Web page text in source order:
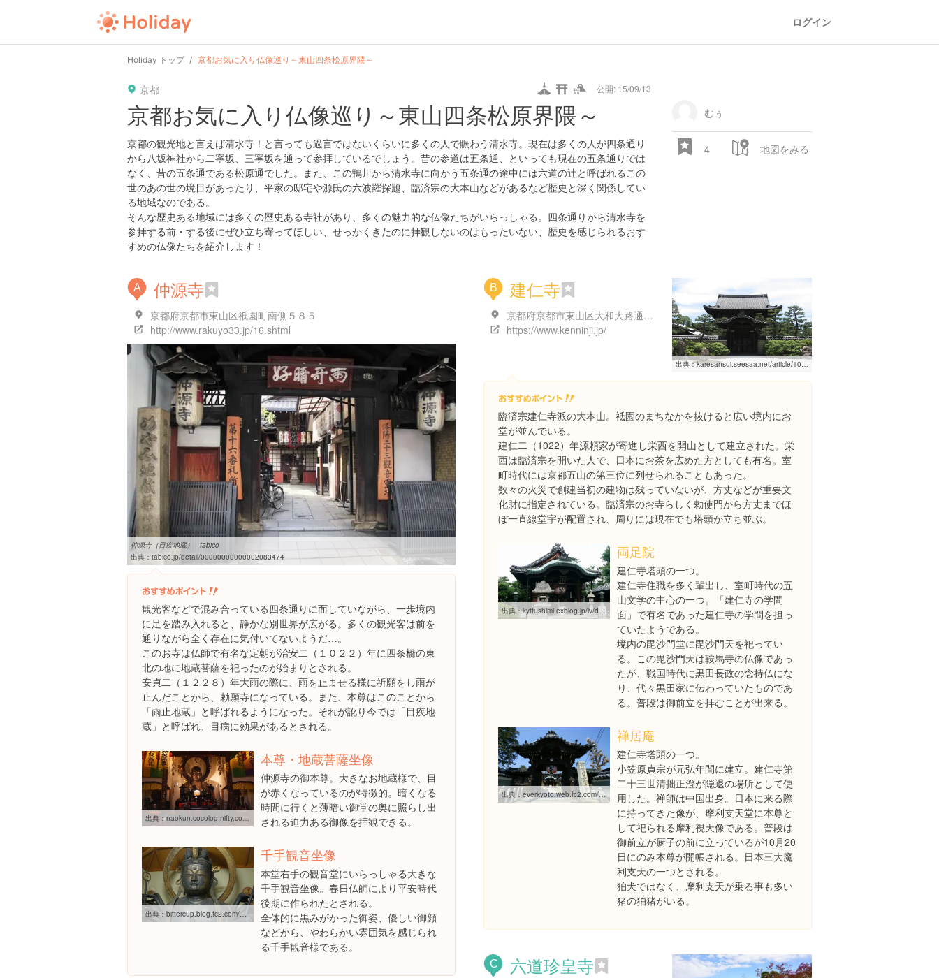
ログイン
Holiday トップ 京都お気に入り仏像巡り～東山四条松原界隈～
京都 公開: 15/09/13
user
kanagawa kyoto
pin tel time url guide hot type
京都お気に入り仏像巡り～東山四条松原界隈～
京都の観光地と言えば清水寺！と言っても過言ではないくらいに多くの人で賑わう清水寺。現在は多くの人が四条通り
から八坂神社から二寧坂、三寧坂を通って参拝しているでしょう。昔の参道は五条通、といっても現在の五条通りでは
なく、昔の五条通である松原通でした。また、この鴨川から清水寺に向かう五条通の途中には六道の辻と呼ばれるこの
世のあの世の境目があったり、平家の邸宅や源氏の六波羅探題、臨済宗の大本山などがあるなど歴史と深く関係してい
る地域なのである。
そんな歴史ある地域には多くの歴史ある寺社があり、多くの魅力的な仏像たちがいらっしゃる。四条通りから清水寺を
参拝する前・する後にぜひ立ち寄ってほしい、せっかくきたのに拝観しないのはもったいない、歴史を感じられるおす
すめの仏像たちを紹介します！
むぅ
4 地図をみる
A 仲源寺
京都府京都市東山区祇園町南側５８５
http://www.rakuyo33.jp/16.shtml
仲源寺（目疾地蔵） - tabico
出典： tabico.jp/detail/00000000000002083474
観光客などで混み合っている四条通りに面していながら、一歩境内
に足を踏み入れると、静かな別世界が広がる。多くの観光客は前を
通りながら全く存在に気付いてないようだ…。
このお寺は仏師で有名な定朝が治安二（１０２２）年に四条橋の東
北の地に地蔵菩薩を祀ったのが始まりとされる。
安貞二（１２２８）年大雨の際に、雨を止ませる様に祈願をし雨が
止んだことから、勅願寺になっている。また、本尊はこのことから
「雨止地蔵」と呼ばれるようになった。それが訛り今では「目疾地
蔵」と呼ばれ、目病に効果があるとされる。
出典：naokun.cocolog-nifty.com/nekozura/2007/07/post_7.html
本尊・地蔵菩薩坐像
仲源寺の御本尊。大きなお地蔵様で、目
が赤くなっているのが特徴的。暗くなる
時間に行くと薄暗い御堂の奥に照らし出
される迫力ある御像を拝観できる。
出典： bittercup.blog.fc2.com/blog-entry-4286.html
千手観音坐像
本堂右手の観音堂にいらっしゃる大きな
千手観音坐像。春日仏師により平安時代
後期に作られたとされる。
全体的に黒みがかった御姿、優しい御顔
などから、やわらかい雰囲気を感じられ
る千手観音様である。
B 建仁寺
京都府京都市東山区大和大路通四条下る小松町５８４番地
https://www.kenninji.jp/
出典：karesansui.seesaa.net/article/10548300.html
臨済宗建仁寺派の大本山。祗園のまちなかを抜けると広い境内にお
堂が並んでいる。
建仁二（1022）年源頼家が寄進し栄西を開山として建立された。栄
西は臨済宗を開いた人で、日本にお茶を広めた方としても有名。室
町時代には京都五山の第三位に列せられることもあった。
数々の火災で創建当初の建物は残っていないが、方丈などが重要文
化財に指定されている。臨済宗のお寺らしく勅使門から方丈までほ
ぼ一直線堂宇が配置され、周りには現在でも塔頭が立ち並ぶ。
出典：kytfushimi.exblog.jp/iv/detail/index.asp?s=11849003&i=200906%2F29%2F55%2Fc0119555_22245675.jpg
両足院
建仁寺塔頭の一つ。
建仁寺住職を多く輩出し、室町時代の五
山文学の中心の一つ。「建仁寺の学問
面」で有名であった建仁寺の学問を担っ
ていたようである。
境内の毘沙門堂に毘沙門天を祀ってい
る。この毘沙門天は鞍馬寺の仏像であっ
たが、戦国時代に黒田長政の念持仏にな
り、代々黒田家に伝わっていたものであ
る。普段は御前立を拝むことが出来る。
出典：everkyoto.web.fc2.com/report261.html
禅居庵
建仁寺塔頭の一つ。
小笠原貞宗が元弘年間に建立。建仁寺第
二十三世清拙正澄が隠退の場所として使
用した。禅師は中国出身。日本に来る際
に持ってきた像が、摩利支天堂に本尊と
して祀られる摩利視天像である。普段は
御前立が厨子の前に立っているが10月20
日にのみ本尊が開帳される。日本三大魔
利支天の一つとされる。
狛犬ではなく、摩利支天が乗る事も多い
猪の狛猪がいる。
C 六道珍皇寺